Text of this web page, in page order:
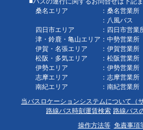
桑名エリア ：桑名営業所
：八風バス 0594-
四日市エリア ：四日市営業所
津・鈴鹿・亀山エリア：中勢営業
伊賀・名張エリア ：伊賀営業
松阪・多気エリア ：松阪営業
伊勢エリア ：伊勢営業所
志摩エリア ：志摩営業所
南紀エリア ：南紀営業所
当バスロケーションシステムについて（
路線バス時刻運賃検索 路線バス
操作方法等 免責事項